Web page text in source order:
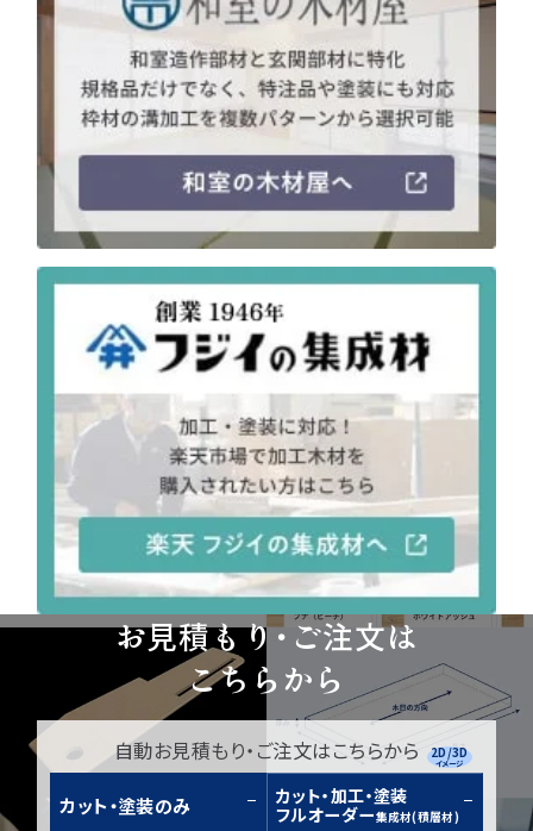
お見積もり・ご注文は
こちらから
自動お見積もり・ご注文はこちらから
カット・塗装のみ
カット・加工・塗装
フルオーダー集成材(積層材)
2D/3D
イメージ